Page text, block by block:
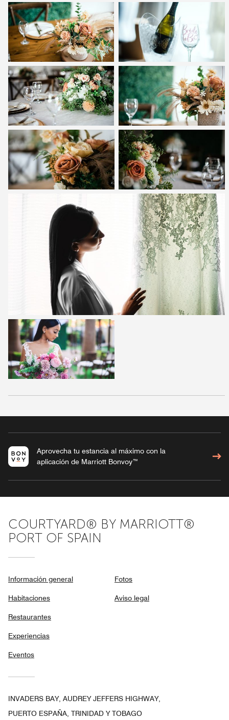
Aprovecha tu estancia al máximo con la
aplicación de Marriott Bonvoy™
COURTYARD® BY MARRIOTT®
PORT OF SPAIN
Información general
Habitaciones
Restaurantes
Experiencias
Eventos
Fotos
Aviso legal
INVADERS BAY, AUDREY JEFFERS HIGHWAY,
PUERTO ESPAÑA, TRINIDAD Y TOBAGO